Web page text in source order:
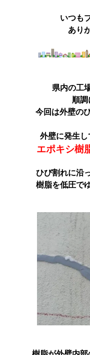
いつも
あり
県内の工
順調
今回は外壁の
外壁に発生し
エポキシ樹
ひび割れに沿
樹脂を低圧で